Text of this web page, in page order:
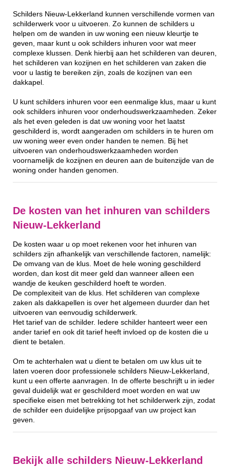
Schilders Nieuw-Lekkerland kunnen verschillende vormen van
schilderwerk voor u uitvoeren. Zo kunnen de schilders u
helpen om de wanden in uw woning een nieuw kleurtje te
geven, maar kunt u ook schilders inhuren voor wat meer
complexe klussen. Denk hierbij aan het schilderen van deuren,
het schilderen van kozijnen en het schilderen van zaken die
voor u lastig te bereiken zijn, zoals de kozijnen van een
dakkapel.
U kunt schilders inhuren voor een eenmalige klus, maar u kunt
ook schilders inhuren voor onderhoudswerkzaamheden. Zeker
als het even geleden is dat uw woning voor het laatst
geschilderd is, wordt aangeraden om schilders in te huren om
uw woning weer even onder handen te nemen. Bij het
uitvoeren van onderhoudswerkzaamheden worden
voornamelijk de kozijnen en deuren aan de buitenzijde van de
woning onder handen genomen.
De kosten van het inhuren van schilders
Nieuw-Lekkerland
De kosten waar u op moet rekenen voor het inhuren van
schilders zijn afhankelijk van verschillende factoren, namelijk:
De omvang van de klus. Moet de hele woning geschilderd
worden, dan kost dit meer geld dan wanneer alleen een
wandje de keuken geschilderd hoeft te worden.
De complexiteit van de klus. Het schilderen van complexe
zaken als dakkapellen is over het algemeen duurder dan het
uitvoeren van eenvoudig schilderwerk.
Het tarief van de schilder. Iedere schilder hanteert weer een
ander tarief en ook dit tarief heeft invloed op de kosten die u
dient te betalen.
Om te achterhalen wat u dient te betalen om uw klus uit te
laten voeren door professionele schilders Nieuw-Lekkerland,
kunt u een offerte aanvragen. In de offerte beschrijft u in ieder
geval duidelijk wat er geschilderd moet worden en wat uw
specifieke eisen met betrekking tot het schilderwerk zijn, zodat
de schilder een duidelijke prijsopgaaf van uw project kan
geven.
Bekijk alle schilders Nieuw-Lekkerland